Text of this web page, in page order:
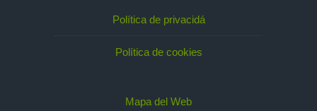
Política de privacidá
Política de cookies
Mapa del Web